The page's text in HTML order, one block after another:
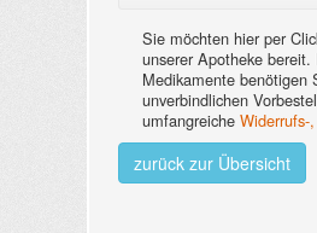
Sie möchten hier per
unserer Apotheke
Medikamente benötigen
unverbindlichen
umfangreiche Widerrufs-
zurück zur Übersicht